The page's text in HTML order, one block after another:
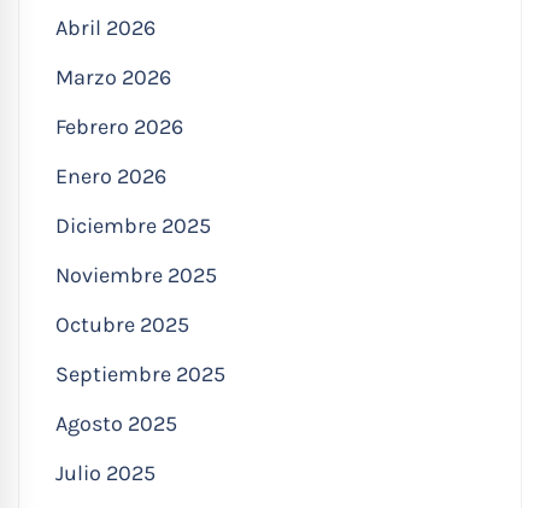
Abril 2026
Marzo 2026
Febrero 2026
Enero 2026
Diciembre 2025
Noviembre 2025
Octubre 2025
Septiembre 2025
Agosto 2025
Julio 2025